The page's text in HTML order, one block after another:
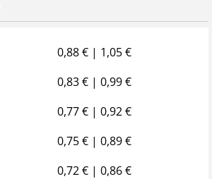
0,88 € | 1,05 €
0,83 € | 0,99 €
0,77 € | 0,92 €
0,75 € | 0,89 €
0,72 € | 0,86 €